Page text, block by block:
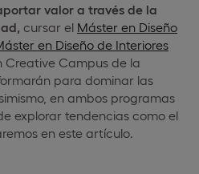
valor a través de la
cursar el Máster en Diseño
en Diseño de Interiores
Creative Campus de la
para dominar las
en ambos programas
explorar tendencias como el
en este artículo.